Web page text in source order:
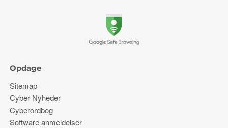
Opdage
Sitemap
Cyber ​​Nyheder
Cyberordbog
Software anmeldelser